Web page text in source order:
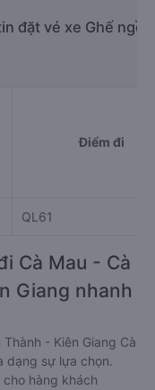
đặt vé xe Ghế ngồi
Điểm đi
QL61
Cà Mau - Cà
Giang nhanh
- Kiên Giang Cà
dạng sự lựa chọn.
hàng khách